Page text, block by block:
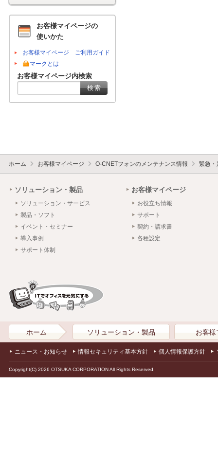
お客様マイページの
使いかた
お客様マイページ ご利用ガイド
マークとは
お客様マイページ内検索
ホーム お客様マイページ O-CNETフォンのメンテナンス情報 緊急・
ソリューション・製品
ソリューション・サービス
製品・ソフト
イベント・セミナー
導入事例
サポート体制
お客様マイページ
お役立ち情報
サポート
契約・請求書
各種設定
ホーム ソリューション・製品 お客様
ニュース・お知らせ 情報セキュリティ基本方針 個人情報保護方針
Copyright(C) 2026 OTSUKA CORPORATION All Rights Reserved.